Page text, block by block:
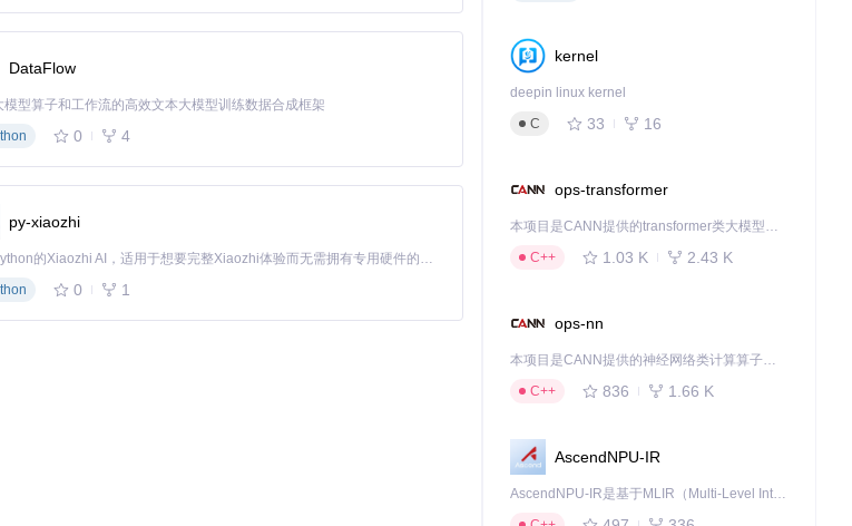
DataFlow
模型算子和工作流的高效文本大模型训练数据合成框架
0 4
py-xiaozhi
基于Python的Xiaozhi AI，适用于想要完整Xiaozhi体验而无需拥有专用硬件的用户。
0 1
kernel
deepin linux kernel
C
33 16
ops-transformer
本项目是CANN提供的transformer类大模型算子库，实现网络在NPU上加速计算。
C++
1.03 K 2.43 K
ops-nn
本项目是CANN提供的神经网络类计算算子库，实现网络在NPU上加速计算。
C++
836 1.66 K
AscendNPU-IR
AscendNPU-IR是基于MLIR（Multi-Level Intermediate Representation）构建的，面向昇腾亲和算子编译时使用的中间表示，提供昇腾完备表达能力，通过编译优化提升昇腾AI处理器计算效率，支持通过生态框架使能昇腾AI处理器与深度调优